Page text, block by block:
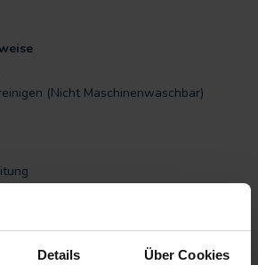
Details Über Cookies
(Nicht Maschinenwaschbar)